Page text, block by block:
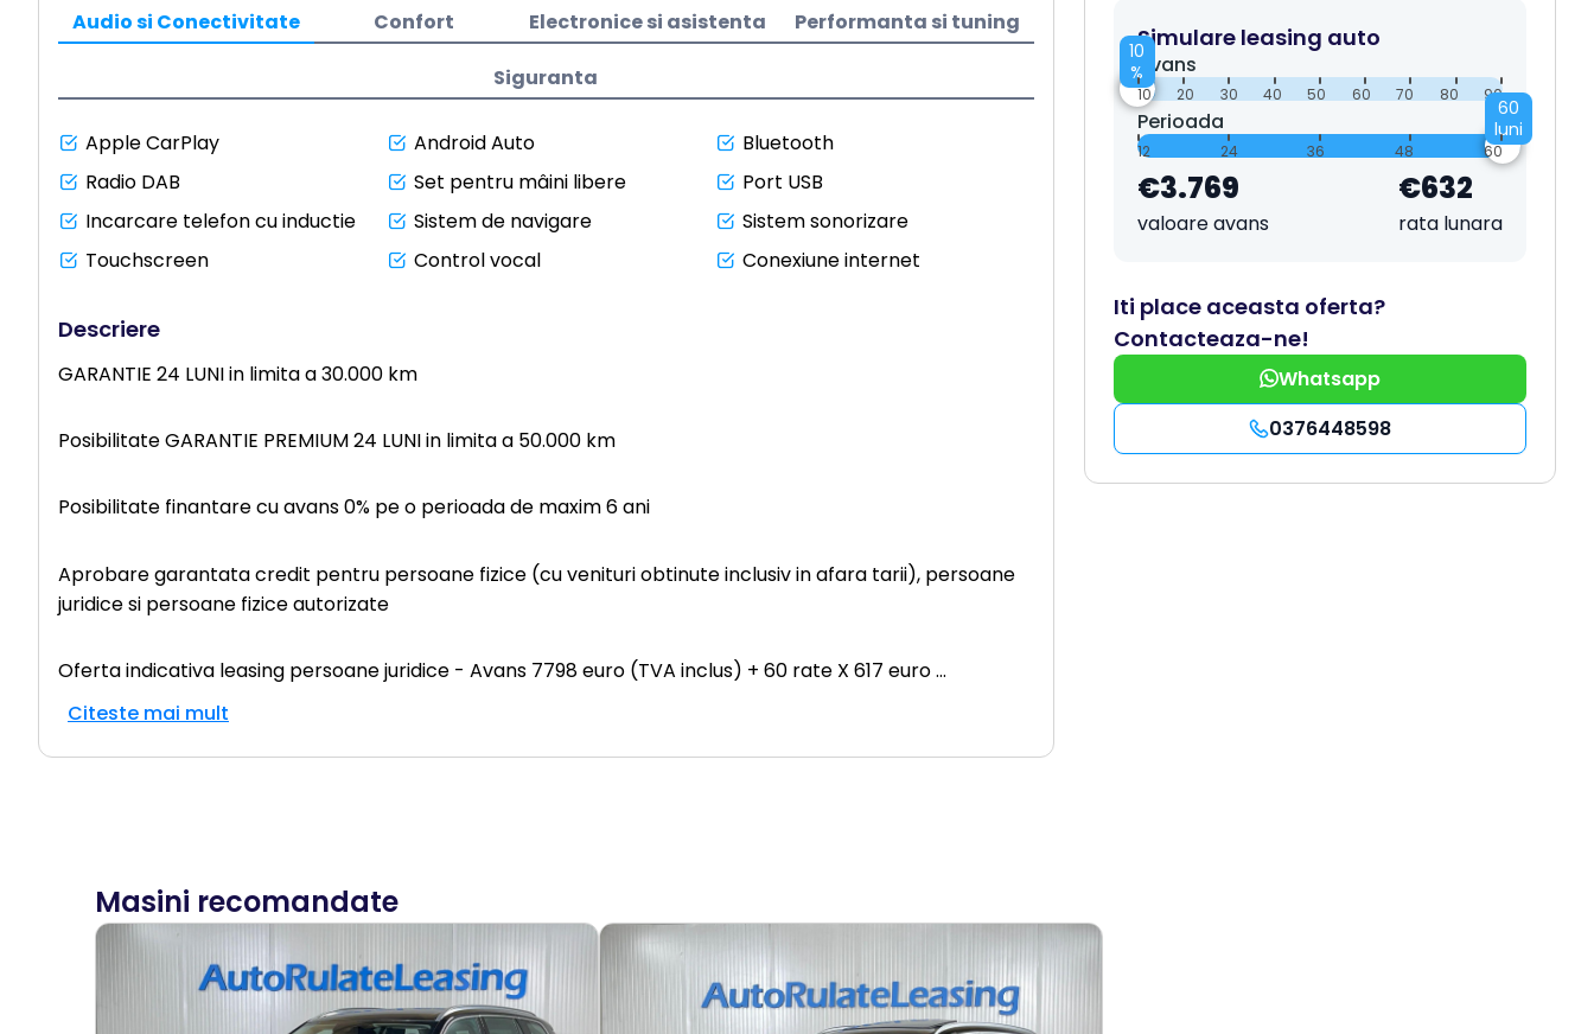
Audio si Conectivitate Confort Electronice si asistenta Performanta si tuning
Siguranta
Apple CarPlay Android Auto
Bluetooth
Radio DAB
Set pentru mâini libere
Port USB
Incarcare telefon cu inductie
Sistem de navigare
Sistem sonorizare
Touchscreen
Control vocal Conexiune internet
Descriere
GARANTIE 24 LUNI in limita a 30.000 km
Posibilitate GARANTIE PREMIUM 24 LUNI in limita a 50.000 km
Posibilitate finantare cu avans 0% pe o perioada de maxim 6 ani
Aprobare garantata credit pentru persoane fizice (cu venituri obtinute inclusiv in afara tarii), persoane
juridice si persoane fizice autorizate
Oferta indicativa leasing persoane juridice - Avans 7798 euro (TVA inclus) + 60 rate X 617 euro...
Citeste mai mult
Simulare leasing auto
Avans
10
%
10 20 30 40 50 60 70 80 90
Perioada
60
luni
12 24 36 48 60
€3.769
valoare avans
€632
rata lunara
Iti place aceasta oferta?
Contacteaza-ne!
Whatsapp
0376448598
Masini recomandate